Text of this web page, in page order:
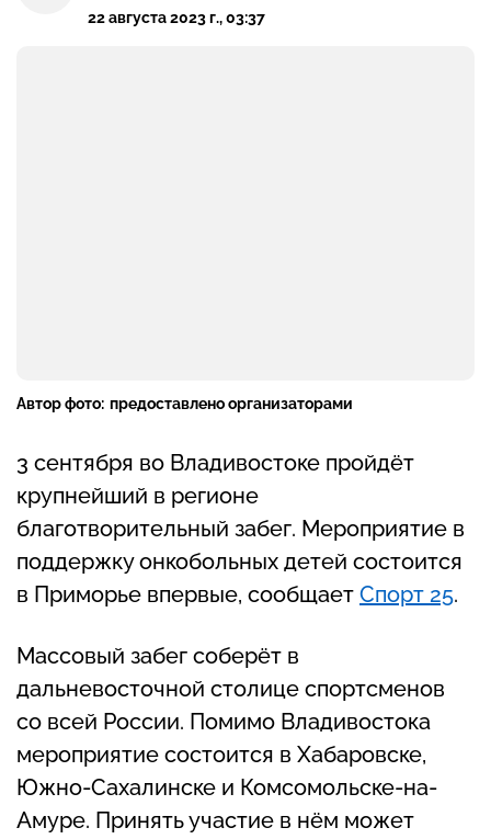
22 августа 2023 г., 03:37
Автор фото: предоставлено организаторами
3 сентября во Владивостоке пройдёт
крупнейший в регионе
благотворительный забег. Мероприятие в
поддержку онкобольных детей состоится
в Приморье впервые, сообщает Спорт 25.
Массовый забег соберёт в
дальневосточной столице спортсменов
со всей России. Помимо Владивостока
мероприятие состоится в Хабаровске,
Южно-Сахалинске и Комсомольске-на-
Амуре. Принять участие в нём может